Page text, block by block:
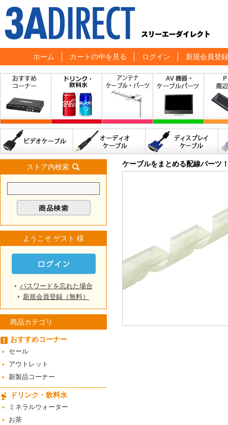
ホーム カートの中を見る ログイン 新規会員登録
ストア内検索
ようこそ ゲスト 様
パスワードを忘れた場合
新規会員登録（無料）
商品カテゴリ
おすすめコーナー
セール
アウトレット
新製品コーナー
ドリンク・飲料水
ミネラルウォーター
お茶
ケーブルをまとめる配線パーツ